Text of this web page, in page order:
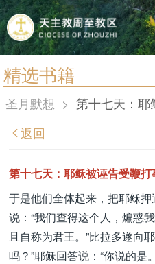
精选书籍
首页
宗教法规
教区简介
信仰文萃
教会圣月
圣月默想 > 第十七天：耶
返回
第十七天：耶稣被诬告受鞭打
于是他们全体起来，把耶稣
说：“我们查得这个人，煸惑
且自称为君王。”比拉多遂向
吗？”耶稣回答说：“你说的是